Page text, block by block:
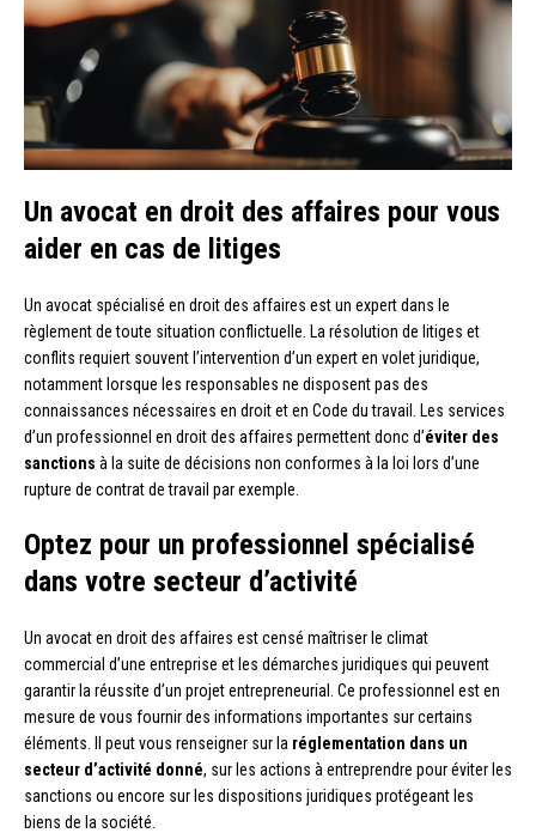
Un avocat en droit des affaires pour vous
aider en cas de litiges
Un avocat spécialisé en droit des affaires est un expert dans le
règlement de toute situation conflictuelle. La résolution de litiges et
conflits requiert souvent l’intervention d’un expert en volet juridique,
notamment lorsque les responsables ne disposent pas des
connaissances nécessaires en droit et en Code du travail. Les services
d’un professionnel en droit des affaires permettent donc d’éviter des
sanctions à la suite de décisions non conformes à la loi lors d’une
rupture de contrat de travail par exemple.
Optez pour un professionnel spécialisé
dans votre secteur d’activité
Un avocat en droit des affaires est censé maîtriser le climat
commercial d’une entreprise et les démarches juridiques qui peuvent
garantir la réussite d’un projet entrepreneurial. Ce professionnel est en
mesure de vous fournir des informations importantes sur certains
éléments. Il peut vous renseigner sur la réglementation dans un
secteur d’activité donné, sur les actions à entreprendre pour éviter les
sanctions ou encore sur les dispositions juridiques protégeant les
biens de la société.